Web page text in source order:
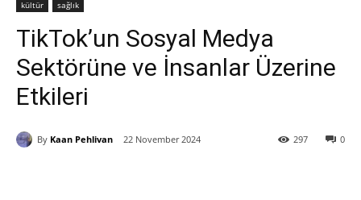
kültür sağlık
TikTok’un Sosyal Medya
Sektörüne ve İnsanlar Üzerine
Etkileri
By Kaan Pehlivan 22 November 2024 0
297